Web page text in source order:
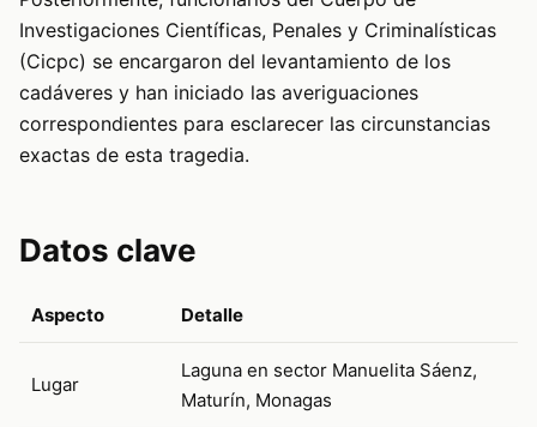
Investigaciones Científicas, Penales y Criminalísticas
(Cicpc) se encargaron del levantamiento de los
cadáveres y han iniciado las averiguaciones
correspondientes para esclarecer las circunstancias
exactas de esta tragedia.
Datos clave
Aspecto Detalle
Lugar
Laguna en sector Manuelita Sáenz,
Maturín, Monagas